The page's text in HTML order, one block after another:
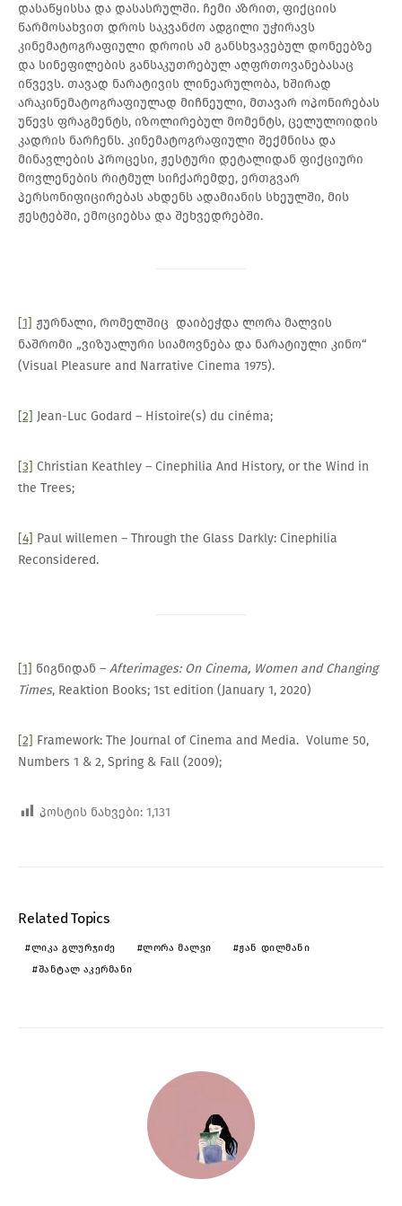
დასაწყისსა და დასასრულში. ჩემი აზრით, ფიქციის
წარმოსახვით დროს საკვანძო ადგილი უჭირავს
კინემატოგრაფიული დროის ამ განსხვავებულ დონეებზე
და სინეფილების განსაკუთრებულ აღფრთოვანებასაც
იწვევს. თავად ნარატივის ლინეარულობა, ხშირად
არაკინემატოგრაფიულად მიჩნეული, მთავარ ოპონირებას
უწევს ფრაგმენტს, იზოლირებულ მომენტს, ცელულოიდის
კადრის ნარჩენს. კინემატოგრაფიული შექმნისა და
მინავლების პროცესი, ჟესტური დეტალიდან ფიქციური
მოვლენების რიტმულ სიჩქარემდე, ერთგვარ
პერსონიფიცირებას ახდენს ადამიანის სხეულში, მის
ჟესტებში, ემოციებსა და შეხვედრებში.
[1] ჟურნალი, რომელშიც დაიბეჭდა ლორა მალვის
ნაშრომი „ვიზუალური სიამოვნება და ნარატიული კინო“
(Visual Pleasure and Narrative Cinema 1975).
[2] Jean-Luc Godard – Histoire(s) du cinéma;
[3] Christian Keathley – Cinephilia And History, or the Wind in
the Trees;
[4] Paul willemen – Through the Glass Darkly: Cinephilia
Reconsidered.
[1] წიგნიდან – Afterimages: On Cinema, Women and Changing
Times, Reaktion Books; 1st edition (January 1, 2020)
[2] Framework: The Journal of Cinema and Media. Volume 50,
Numbers 1 & 2, Spring & Fall (2009);
პოსტის ნახვები: 1,131
Related Topics
ᲚᲘᲙᲐ ᲒᲚᲣᲠᲯᲘᲫᲔ ᲚᲝᲠᲐ ᲛᲐᲚᲕᲘ
ᲟᲐᲜ ᲓᲘᲚᲛᲐᲜᲘ
ᲨᲐᲜᲢᲐᲚ ᲐᲙᲔᲠᲛᲐᲜᲘ